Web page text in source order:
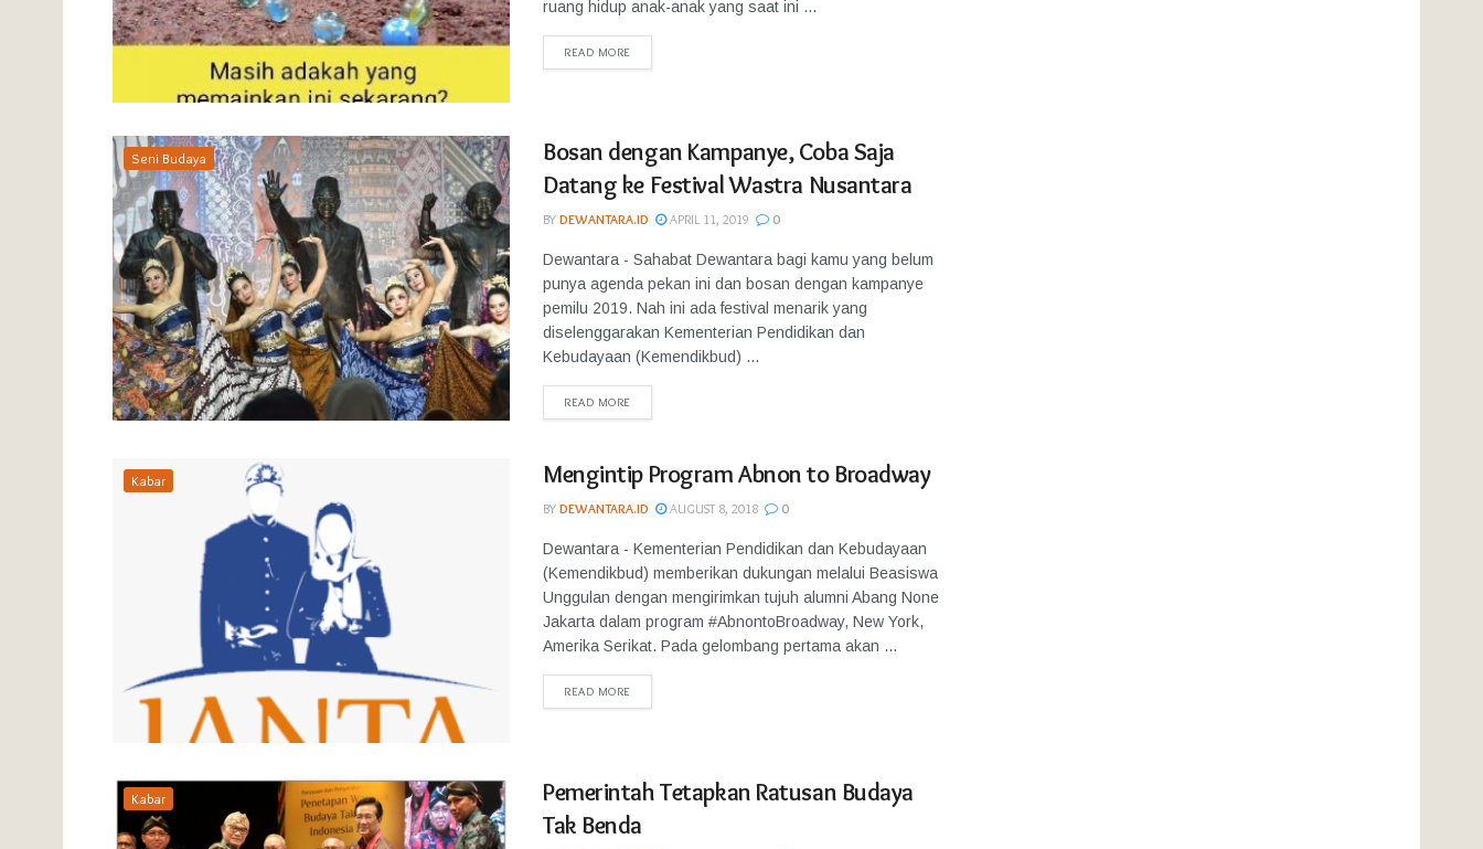
ruang hidup anak-anak yang saat ini ...
READ MORE
Seni Budaya
Bosan dengan Kampanye, Coba Saja
Datang ke Festival Wastra Nusantara
BY DEWANTARA.ID APRIL 11, 2019 0
Dewantara - Sahabat Dewantara bagi kamu yang belum
punya agenda pekan ini dan bosan dengan kampanye
pemilu 2019. Nah ini ada festival menarik yang
diselenggarakan Kementerian Pendidikan dan
Kebudayaan (Kemendikbud) ...
READ MORE
Kabar Mengintip Program Abnon to Broadway
BY DEWANTARA.ID AUGUST 8, 2018 0
Dewantara - Kementerian Pendidikan dan Kebudayaan
(Kemendikbud) memberikan dukungan melalui Beasiswa
Unggulan dengan mengirimkan tujuh alumni Abang None
Jakarta dalam program #AbnontoBroadway, New York,
Amerika Serikat. Pada gelombang pertama akan ...
READ MORE
Kabar
Pemerintah Tetapkan Ratusan Budaya
Tak Benda